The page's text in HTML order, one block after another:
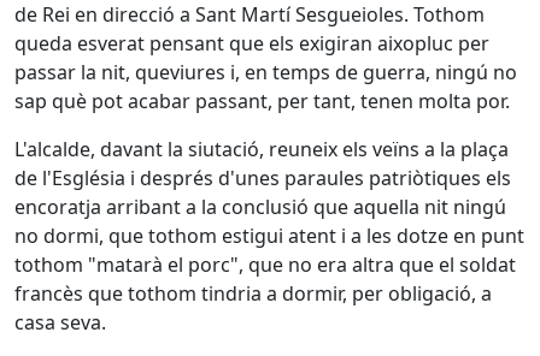
de Rei en direcció a Sant Martí Sesgueioles. Tothom
queda esverat pensant que els exigiran aixopluc per
passar la nit, queviures i, en temps de guerra, ningú no
sap què pot acabar passant, per tant, tenen molta por.
L'alcalde, davant la siutació, reuneix els veïns a la plaça
de l'Església i després d'unes paraules patriòtiques els
encoratja arribant a la conclusió que aquella nit ningú
no dormi, que tothom estigui atent i a les dotze en punt
tothom "matarà el porc", que no era altra que el soldat
francès que tothom tindria a dormir, per obligació, a
casa seva.